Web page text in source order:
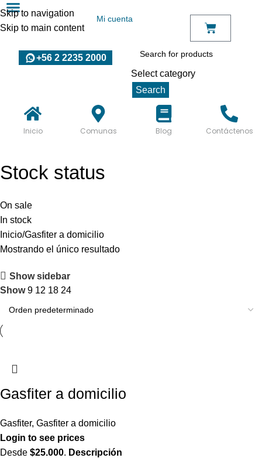
Skip to navigation
Skip to main content
Mi cuenta
+56 2 2235 2000
Select category
Search
Inicio Comunas Blog Contáctenos
Stock status
On sale
In stock
Inicio Gasfiter a domicilio
Mostrando el único resultado
Show sidebar
Show9 12 18 24
Gasfiter a domicilio
Gasfiter, Gasfiter a domicilio
Login to see prices
Desde $25.000. Descripción